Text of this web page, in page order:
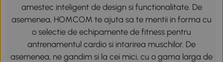
amestec inteligent de design si functionalitate. De
asemenea, HOMCOM te ajuta sa te mentii in forma cu
o selectie de echipamente de fitness pentru
antrenamentul cardio si intarirea muschilor. De
asemenea, ne gandim si la cei mici, cu o gama larga de